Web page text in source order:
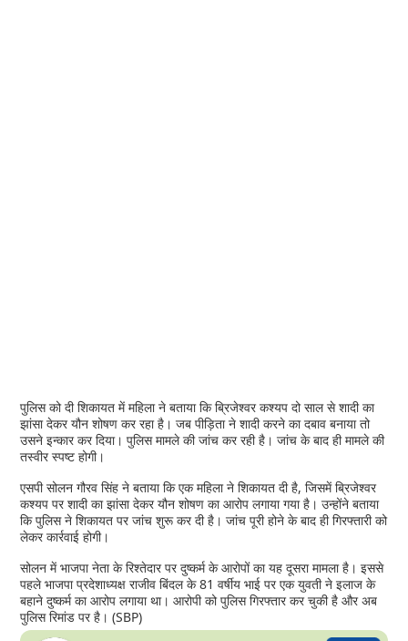
पुलिस को दी शिकायत में महिला ने बताया कि ब्रिजेश्वर कश्यप दो साल से शादी का
झांसा देकर यौन शोषण कर रहा है। जब पीड़िता ने शादी करने का दबाव बनाया तो
उसने इन्कार कर दिया। पुलिस मामले की जांच कर रही है। जांच के बाद ही मामले की
तस्वीर स्पष्ट होगी।
एसपी सोलन गौरव सिंह ने बताया कि एक महिला ने शिकायत दी है, जिसमें ब्रिजेश्वर
कश्यप पर शादी का झांसा देकर यौन शोषण का आरोप लगाया गया है। उन्होंने बताया
कि पुलिस ने शिकायत पर जांच शुरू कर दी है। जांच पूरी होने के बाद ही गिरफ्तारी को
लेकर कार्रवाई होगी।
सोलन में भाजपा नेता के रिश्तेदार पर दुष्कर्म के आरोपों का यह दूसरा मामला है। इससे
पहले भाजपा प्रदेशाध्यक्ष राजीव बिंदल के 81 वर्षीय भाई पर एक युवती ने इलाज के
बहाने दुष्कर्म का आरोप लगाया था। आरोपी को पुलिस गिरफ्तार कर चुकी है और अब
पुलिस रिमांड पर है। (SBP)